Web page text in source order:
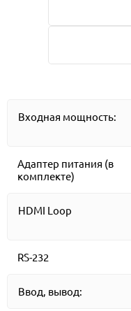
Входная мощность:
Адаптер питания (в
комплекте)
HDMI Loop
RS-232
Ввод, вывод: